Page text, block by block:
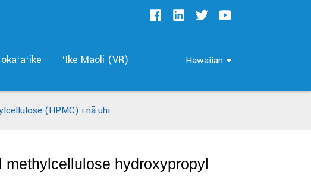
ʻIke Maoli (VR) Hawaiian
(HPMC) i nā uhi
methylcellulose hydroxypropyl